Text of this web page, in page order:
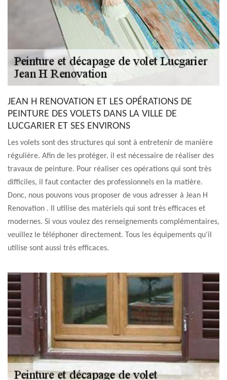
JEAN H RENOVATION ET LES OPÉRATIONS DE
PEINTURE DES VOLETS DANS LA VILLE DE
LUCGARIER ET SES ENVIRONS
Les volets sont des structures qui sont à entretenir de manière
régulière. Afin de les protéger, il est nécessaire de réaliser des
travaux de peinture. Pour réaliser ces opérations qui sont très
difficiles, il faut contacter des professionnels en la matière.
Donc, nous pouvons vous proposer de vous adresser à Jean H
Renovation . Il utilise des matériels qui sont très efficaces et
modernes. Si vous voulez des renseignements complémentaires,
veuillez le téléphoner directement. Tous les équipements qu'il
utilise sont aussi très efficaces.